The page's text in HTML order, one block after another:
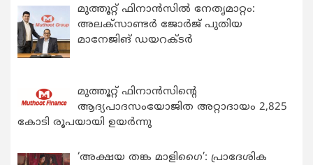
മുത്തൂറ്റ് ഫിനാൻസിൽ നേതൃമാറ്റം:
അലക്സാണ്ടർ ജോർജ് പുതിയ
മാനേജിങ് ഡയറക്ടർ
മുത്തൂറ്റ് ഫിനാൻസിന്റെ
ആദ്യപാദസംയോജിത അറ്റാദായം 2,825
കോടി രൂപയായി ഉയർന്നു
‘അക്ഷയ തങ്ക മാളിഗൈ’: പ്രാദേശിക